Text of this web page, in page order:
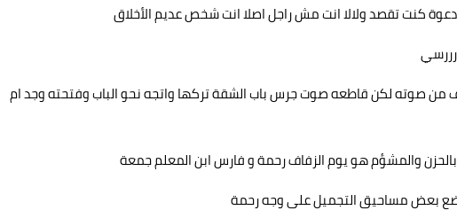
كنت تقصد ولالا انت مش راجل اصلا انت شخص عديم الأخلاق
صوته لكن قاطعه صوت جرس باب الشقة تركها واتجه نحو الباب وفتحته وجد ام
والمشؤم هو يوم الزفاف رحمة و فارس ابن المعلم جمعة
بعض مساحيق التجميل على وجه رحمة